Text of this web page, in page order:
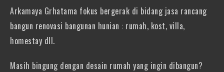
Arkamaya Grhatama fokus bergerak di bidang jasa rancang
bangun renovasi bangunan hunian : rumah, kost, villa,
homestay dll.
Masih bingung dengan desain rumah yang ingin dibangun?